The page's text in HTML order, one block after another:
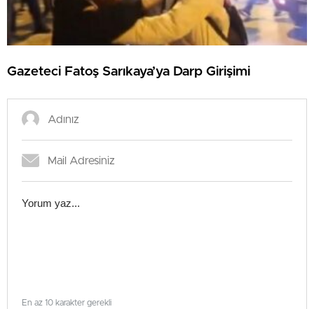
Gazeteci Fatoş Sarıkaya’ya Darp Girişimi
En az 10 karakter gerekli